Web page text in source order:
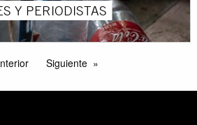
Y PERIODISTAS
Siguiente